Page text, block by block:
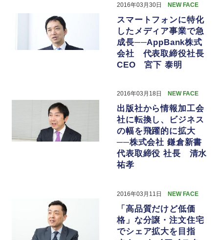
2016年03月30日 NEW FACE
スマートフォンに特化
したメディア事業で急
成長──AppBank株式
会社 代表取締役社長
CEO 宮下 泰明
2016年03月18日 NEW FACE
出版社から情報加工会
社に転換し、ビジネス
の幅を飛躍的に拡大
──株式会社 鎌倉新書
代表取締役 社長 清水
祐孝
2016年03月11日 NEW FACE
「高品質だけど低価
格」な分譲・注文住宅
でシェア拡大を目指